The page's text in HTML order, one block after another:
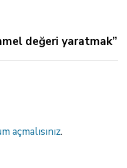
değeri yaratmak”
açmalısınız.